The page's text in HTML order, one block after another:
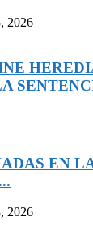
2026
EN
2026